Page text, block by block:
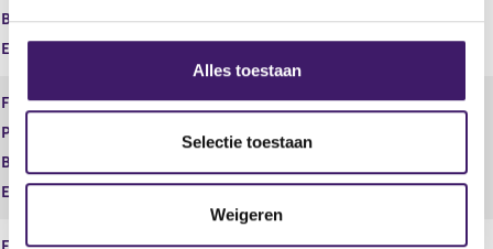
s
e
c
t
e
Alles toestaan
Selectie toestaan
Weigeren
Begindatum
04 feb 2025
Einddatum
Financiële dienst
Bemiddelen
Product
Hypothecair krediet
Begindatum
Einddatum